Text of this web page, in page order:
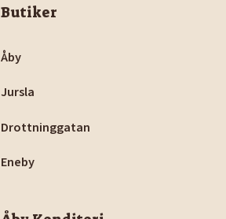
Butiker
Åby
Jursla
Drottninggatan
Eneby